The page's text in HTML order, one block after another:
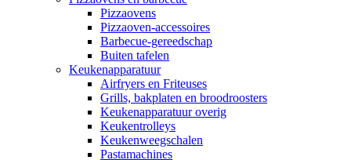
Pizzaovens
Pizzaoven-accessoires
Barbecue-gereedschap
Buiten tafelen
Keukenapparatuur
Airfryers en Friteuses
Grills, bakplaten en broodroosters
Keukenapparatuur overig
Keukentrolleys
Keukenweegschalen
Pastamachines